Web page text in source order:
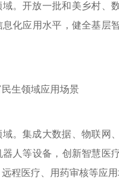
域。开放一批和美乡村、
化应用水平，健全基层
民生领域应用场景
域。集成大数据、物联网
人等设备，创新智慧医
程医疗、用药审核等应用